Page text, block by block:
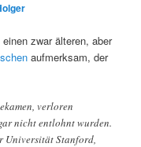
zwar älteren, aber
aufmerksam, der
verloren
nicht entlohnt wurden.
Universität Stanford,